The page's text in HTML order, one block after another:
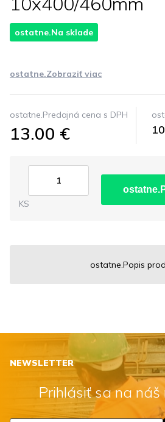
ostatne.Na sklade
ostatne.Zobraziť viac
ostatne.Predajná cena s DPH
13.00 €
KS
ostatne.Popis
NEWSLETTER
Prihlásiť sa na